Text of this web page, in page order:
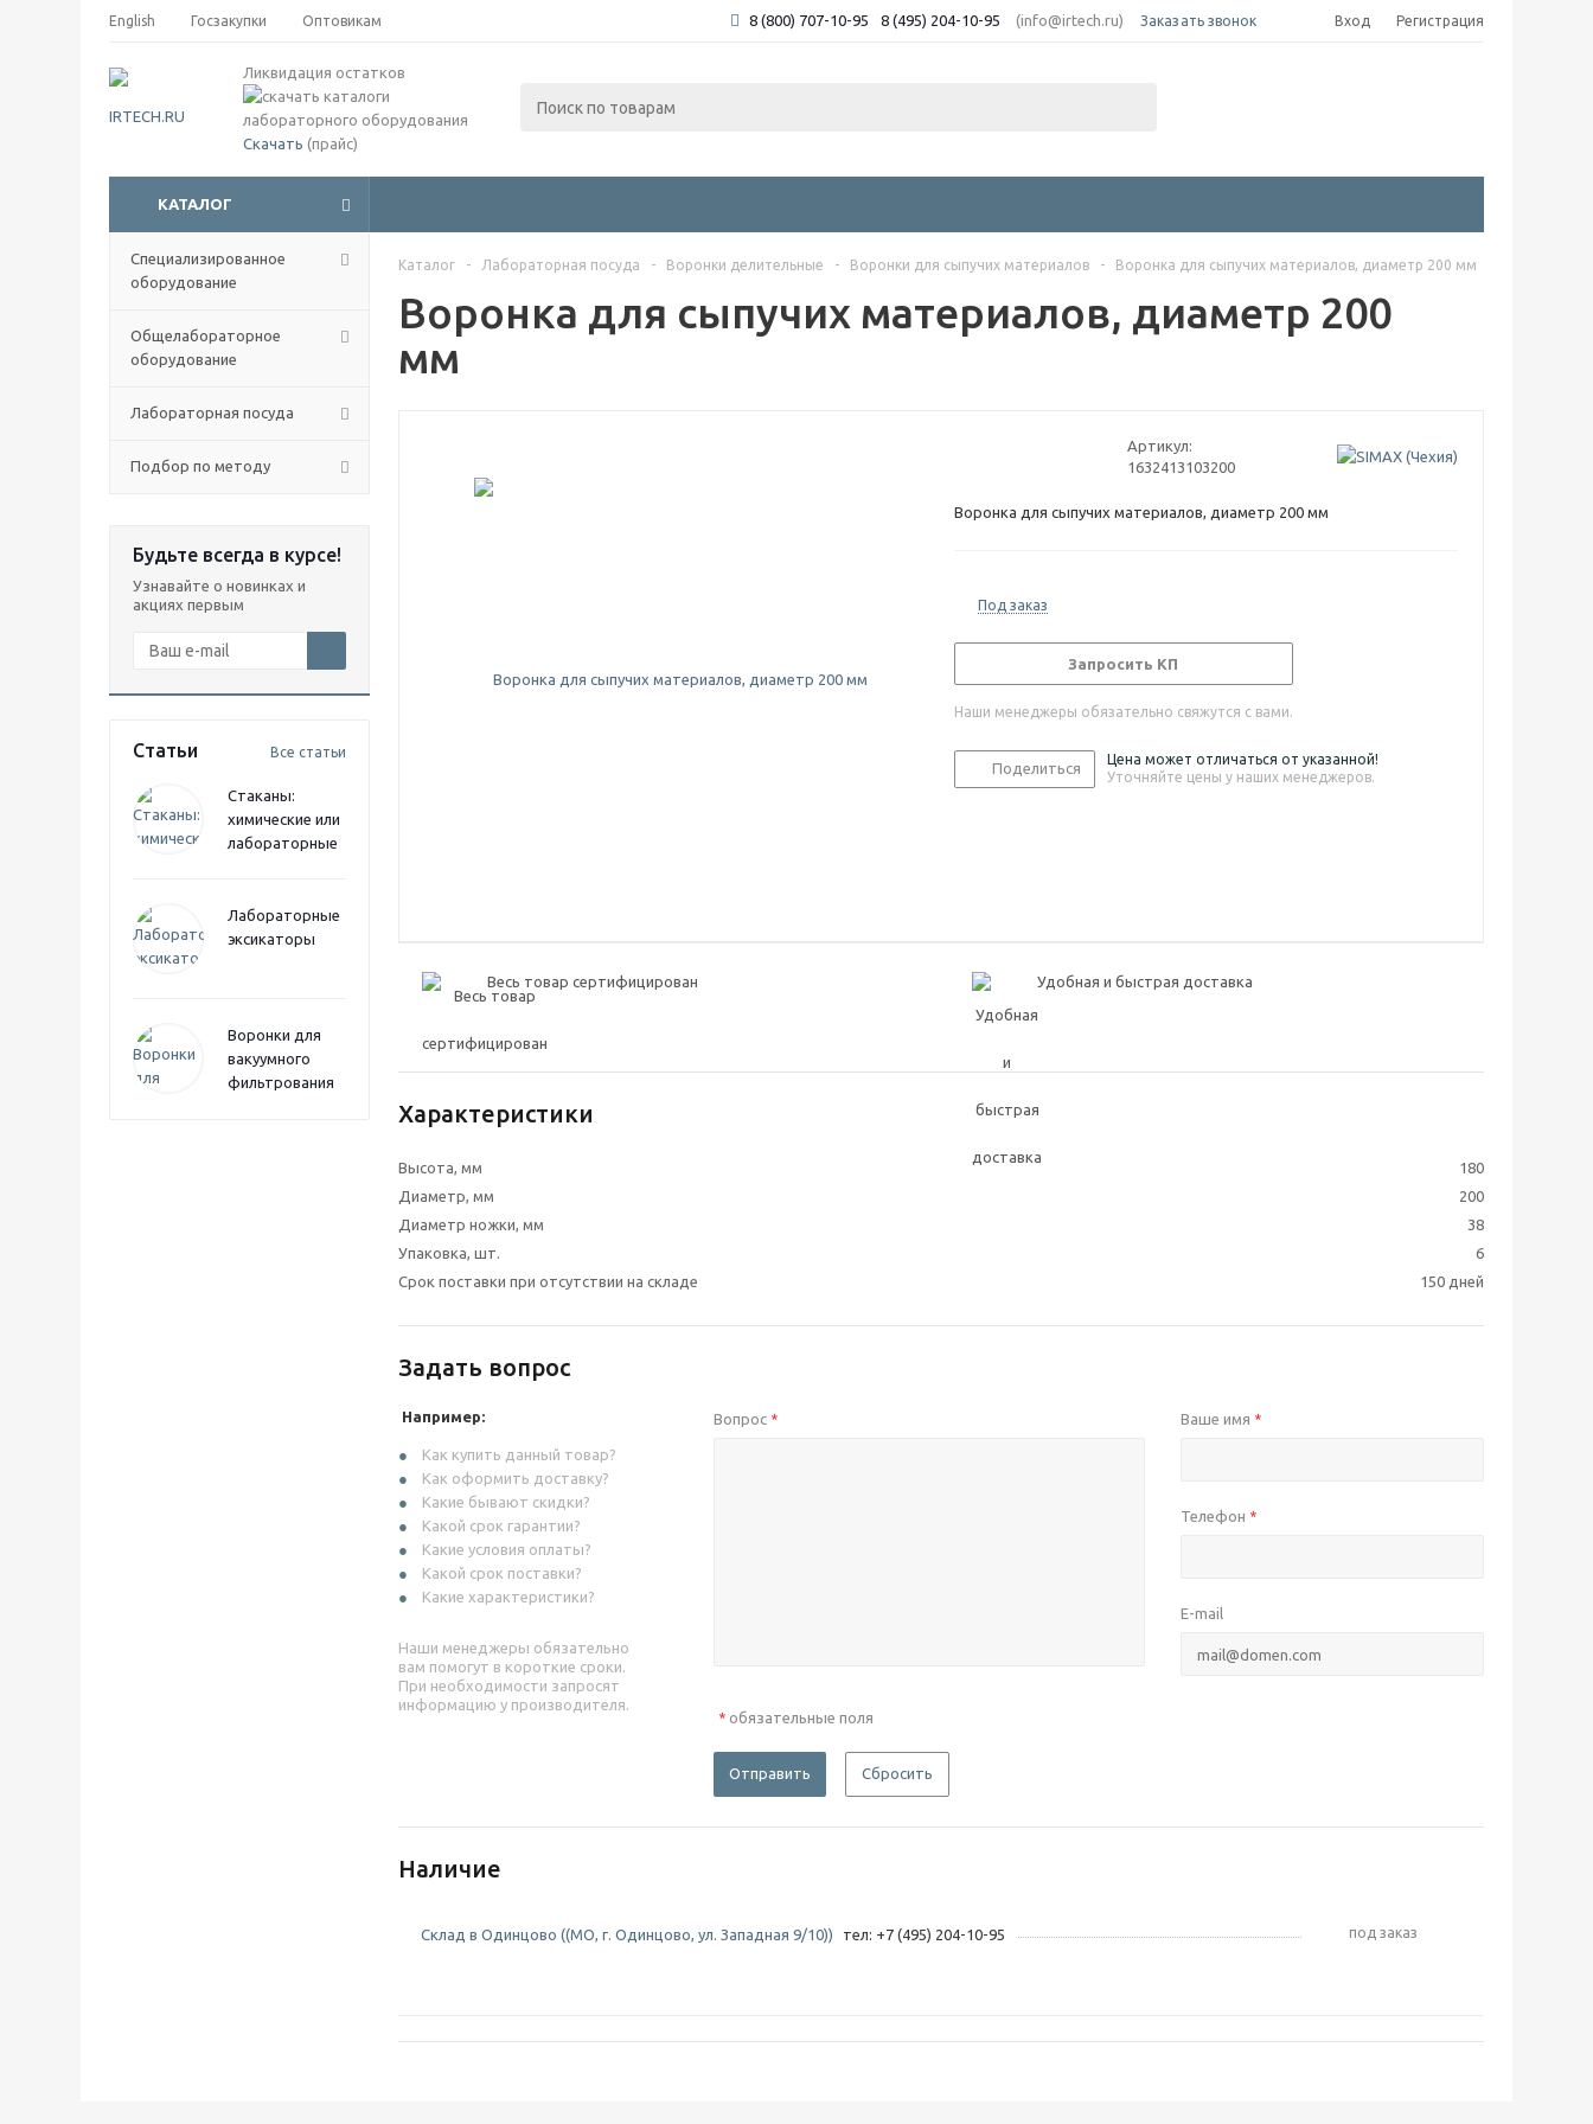
English Госзакупки Оптовикам 8 (800) 707-10-95 8 (495) 204-10-95 (info@irtech.ru) Заказать звонок Вход Регистрация
Ликвидация остатков
Скачать (прайс)
КАТАЛОГ
Специализированное
оборудование
Общелабораторное
оборудование
Лабораторная посуда
Подбор по методу
Будьте всегда в курсе!
Узнавайте о новинках и
акциях первым
Статьи Все статьи
Стаканы:
химические или
лабораторные
Лабораторные
эксикаторы
Воронки для
вакуумного
фильтрования
Каталог - Лабораторная посуда - Воронки делительные - Воронки для сыпучих материалов - Воронка для сыпучих материалов, диаметр 200 мм
Воронка для сыпучих материалов, диаметр 200
мм
Артикул:
1632413103200
Воронка для сыпучих материалов, диаметр 200 мм
Под заказ
Запросить КП
Наши менеджеры обязательно свяжутся с вами.
Поделиться
Цена может отличаться от указанной!
Уточняйте цены у наших менеджеров.
Весь товар сертифицирован Удобная и быстрая доставка
Характеристики
Высота, мм
180
Диаметр, мм
200
Диаметр ножки, мм
38
Упаковка, шт.
6
Срок поставки при отсутствии на складе
150 дней
Задать вопрос
Например:
Как купить данный товар?
Как оформить доставку?
Какие бывают скидки?
Какой срок гарантии?
Какие условия оплаты?
Какой срок поставки?
Какие характеристики?
Наши менеджеры обязательно
вам помогут в короткие сроки.
При необходимости запросят
информацию у производителя.
Вопрос * Ваше имя *
Телефон *
E-mail
*обязательные поля
Отправить Сбросить
Наличие
Склад в Одинцово ((МО, г. Одинцово, ул. Западная 9/10)) тел: +7 (495) 204-10-95 Под заказ